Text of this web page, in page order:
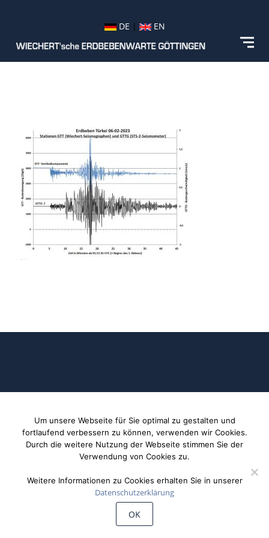
DE | EN
©Wiechert'sche Erdbebenwarte Göttingen
Um unsere Webseite für Sie optimal zu gestalten und
fortlaufend verbessern zu können, verwenden wir Cookies.
Durch die weitere Nutzung der Webseite stimmen Sie der
Verwendung von Cookies zu.
Weitere Informationen zu Cookies erhalten Sie in unserer
Datenschutzerklärung
OK